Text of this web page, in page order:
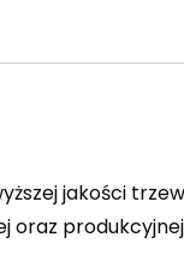
jakości
oraz